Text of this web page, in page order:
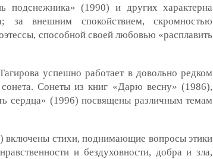
(1990) и других характерна
за внешним спокойствием, скромностью
способной своей любовью «расплавить
успешно работает в довольно редком
Сонеты из книг «Дарю весну» (1986),
сердца» (1996) посвящены различным темам
включены стихи, поднимающие вопросы этики
и бездуховности, добра и зла,